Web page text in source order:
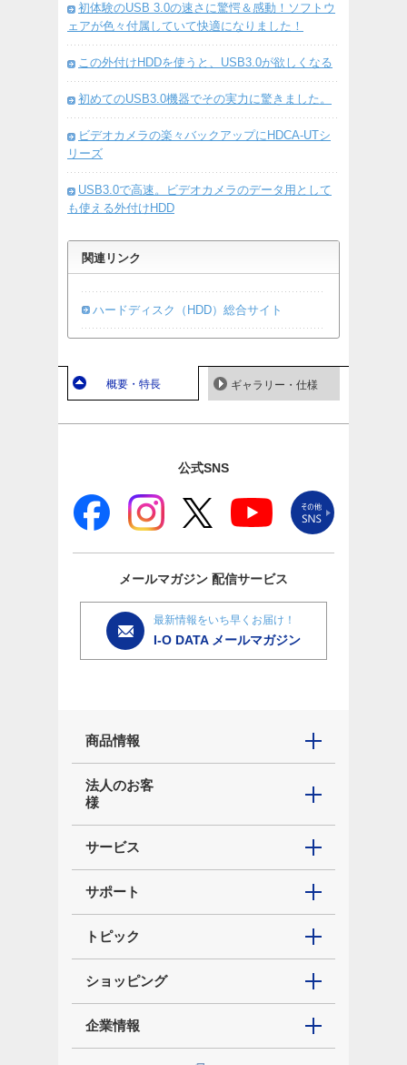
初体験のUSB 3.0の速さに驚愕＆感動！ソフトウ
ェアが色々付属していて快適になりました！
この外付けHDDを使うと、USB3.0が欲しくなる
初めてのUSB3.0機器でその実力に驚きました。
ビデオカメラの楽々バックアップにHDCA-UTシ
リーズ
USB3.0で高速。ビデオカメラのデータ用として
も使える外付けHDD
関連リンク
ハードディスク（HDD）総合サイト
概要・特長 ギャラリー・仕様
公式SNS
メールマガジン 配信サービス
最新情報をいち早くお届け！
I-O DATA メールマガジン
商品情報
法人のお客
様
サービス
サポート
トピック
ショッピング
企業情報